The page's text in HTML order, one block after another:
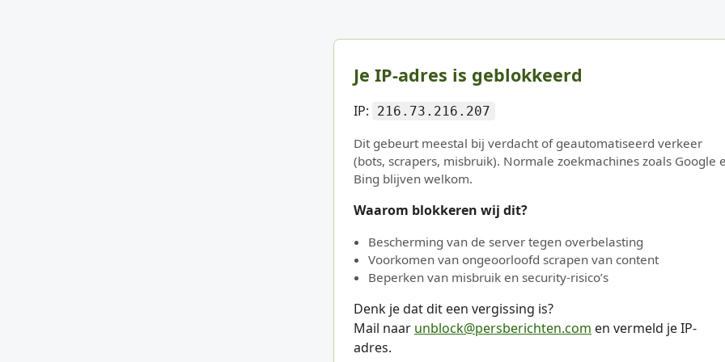
Je IP-adres is geblokkeerd
IP: 216.73.216.207
Dit gebeurt meestal bij verdacht of geautomatiseerd verkeer
(bots, scrapers, misbruik). Normale zoekmachines zoals Google
Bing blijven welkom.
Waarom blokkeren wij dit?
Bescherming van de server tegen overbelasting
Voorkomen van ongeoorloofd scrapen van content
Beperken van misbruik en security-risico’s
Denk je dat dit een vergissing is?
Mail naar unblock@persberichten.com en vermeld je IP-
adres.